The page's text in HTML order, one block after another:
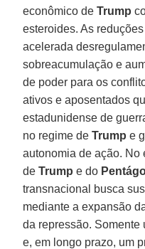
econômico deTrump
esteroides. As
acelerada
sobreacumulação e
de poder para os
ativos e aposentados
estadunidense de
no regime deTrump e
autonomia de ação. No
deTrump e do
transnacional busca
mediante a expansão
da repressão. Somente
e, em longo prazo, um